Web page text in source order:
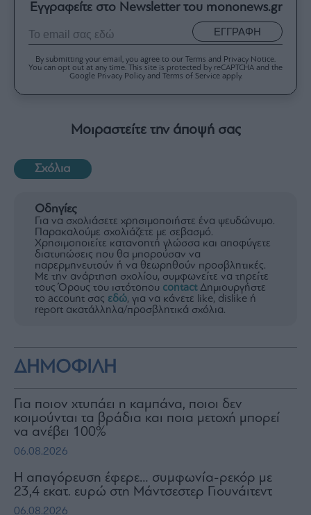
Εγγραφείτε στο Newsletter του mononews.gr
ΕΓΓΡΑΦΗ
By submitting your email, you agree to our Terms and Privacy Notice.
You can opt out at any time. This site is protected by reCAPTCHA and the
Google Privacy Policy and Terms of Service apply.
Μοιραστείτε την άποψή σας
Σχόλια
Οδηγίες
Για να σχολιάσετε χρησιμοποιήστε ένα ψευδώνυμο.
Παρακαλούμε σχολιάζετε με σεβασμό.
Χρησιμοποιείτε κατανοητή γλώσσα και αποφύγετε
διατυπώσεις που θα μπορούσαν να
παρερμηνευτούν ή να θεωρηθούν προσβλητικές.
Με την ανάρτηση σχολίου, συμφωνείτε να τηρείτε
τους Όρους του ιστότοπου contactΔημιουργήστε
το account σας εδώ, για να κάνετε like, dislike ή
report ακατάλληλα/προσβλητικά σχόλια.
ΔΗΜΟΦΙΛΗ
Για ποιον χτυπάει η καμπάνα, ποιοι δεν
κοιμούνται τα βράδια και ποια μετοχή μπορεί
να ανέβει 100%
06.08.2026
Η απαγόρευση έφερε… συμφωνία-ρεκόρ με
23,4 εκατ. ευρώ στη Μάντσεστερ Γιουνάιτεντ
06.08.2026